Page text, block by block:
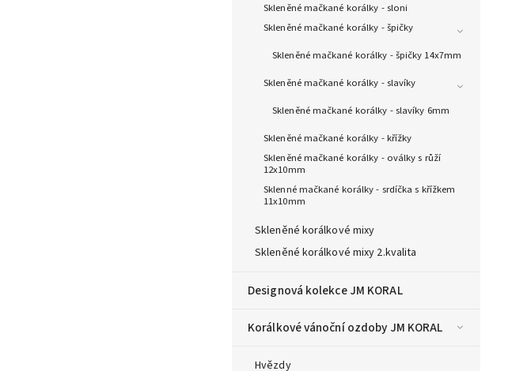
Skleněné mačkané korálky - sloni
Skleněné mačkané korálky - špičky
Skleněné mačkané korálky - špičky 14x7mm
Skleněné mačkané korálky - slavíky
Skleněné mačkané korálky - slavíky 6mm
Skleněné mačkané korálky - křížky
Skleněné mačkané korálky - oválky s růží
12x10mm
Sklenné mačkané korálky - srdíčka s křížkem
11x10mm
Skleněné korálkové mixy
Skleněné korálkové mixy 2.kvalita
Designová kolekce JM KORAL
Korálkové vánoční ozdoby JM KORAL
Hvězdy